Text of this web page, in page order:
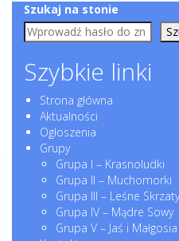
Szukaj na stonie
Szybkie linki
Strona główna
Aktualności
Ogłoszenia
Grupy
Grupa I – Krasnoludki
Grupa II – Muchomorki
Grupa III – Leśne Skrzaty
Grupa IV – Mądre Sowy
Grupa V – Jaś i Małgosia